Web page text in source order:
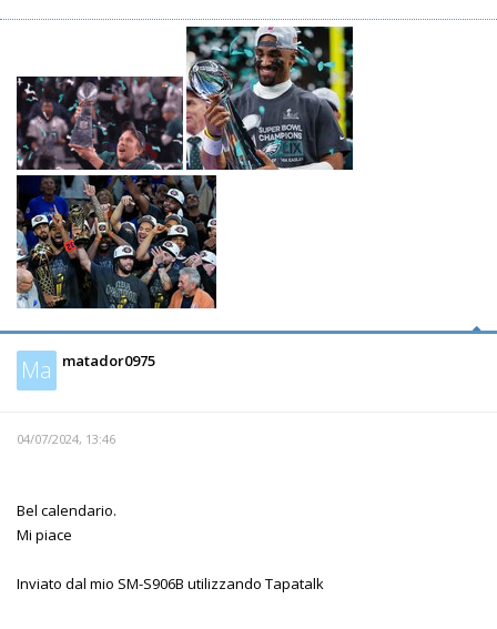
Ma matador0975
04/07/2024, 13:46
Bel calendario.
Mi piace
Inviato dal mio SM-S906B utilizzando Tapatalk